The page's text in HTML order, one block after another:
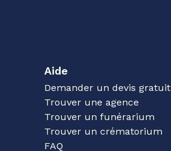
Aide
Demander un devis gratuit
Trouver une agence
Trouver un funérarium
Trouver un crématorium
FAQ